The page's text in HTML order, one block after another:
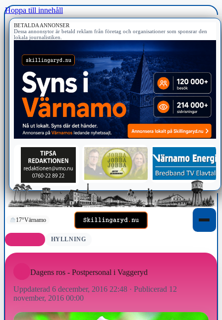
Hoppa till innehåll
BETALDA ANNONSER
Dessa annonsytor är betald reklam från företag och organisationer som sponsrar den
lokala journalistiken.
17°Värnamo
HYLLNING
Dagens ros - Postpersonal i Vaggeryd
Uppdaterad 6 december, 2016 22:48 · Publicerad 12
november, 2016 00:00